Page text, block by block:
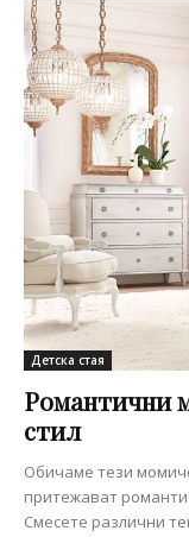
Детска стая
Романтични
стил
Обичаме тези
притежават
Смесете различни